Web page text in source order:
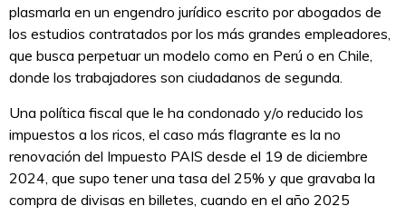
plasmarla en un engendro jurídico escrito por abogados de
los estudios contratados por los más grandes empleadores,
que busca perpetuar un modelo como en Perú o en Chile,
donde los trabajadores son ciudadanos de segunda.
Una política fiscal que le ha condonado y/o reducido los
impuestos a los ricos, el caso más flagrante es la no
renovación del Impuesto PAIS desde el 19 de diciembre
2024, que supo tener una tasa del 25% y que gravaba la
compra de divisas en billetes, cuando en el año 2025